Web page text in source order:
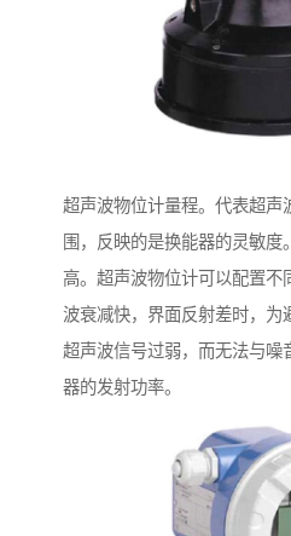
超声波物位计量程。代表超声
围，反映的是换能器的灵敏度
高。超声波物位计可以配置不
波衰减快，界面反射差时，为
超声波信号过弱，而无法与噪
器的发射功率。